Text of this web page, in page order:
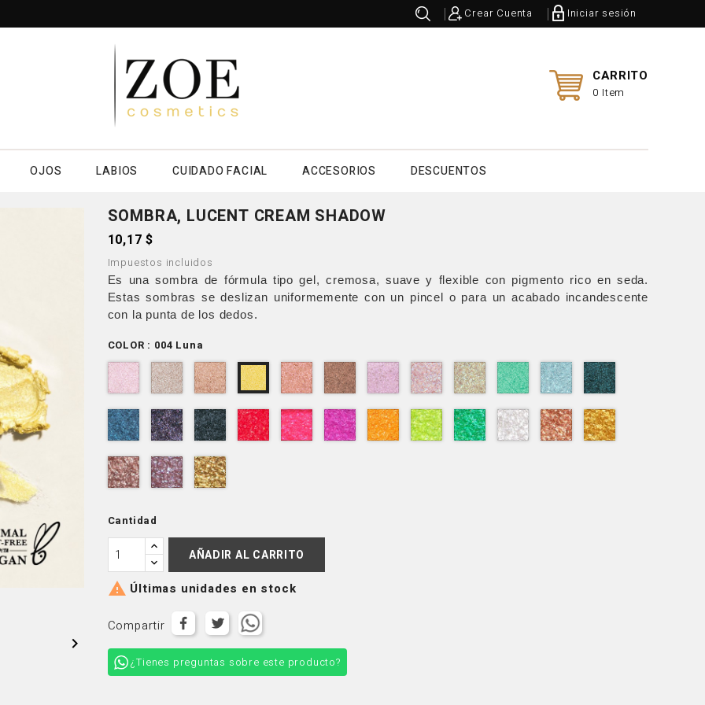
Crear Cuenta Iniciar sesión
CARRITO
0 Item
OJOS LABIOS CUIDADO FACIAL ACCESORIOS DESCUENTOS

SOMBRA, LUCENT CREAM SHADOW
10,17 $
Impuestos incluidos
Es una sombra de fórmula tipo gel, cremosa, suave y flexible con pigmento rico en seda.
Estas sombras se deslizan uniformemente con un pincel o para un acabado incandescente
con la punta de los dedos.
COLOR : 004 Luna
001
Milky
Way
002
Infinity
003
Comet
004
Luna
005
Venus
006
Mars
007
Pluto
010
Jupiter
011
Saturn
013
Andromeda
014
Neptune
015
Cosmos
016
Eclipse
017
Nimbus
018
Black
Hole
019
Vega
020
Supernova
021
Rigel
022
Stella
023
Aurora
024
Mercury
025
Starlight
026
Phoebe
027
Callisto
028
Orion
029
Alpha
030
Dawn
Cantidad
AÑADIR AL CARRITO
 Últimas unidades en stock
Compartir
¿Tienes preguntas sobre este producto?